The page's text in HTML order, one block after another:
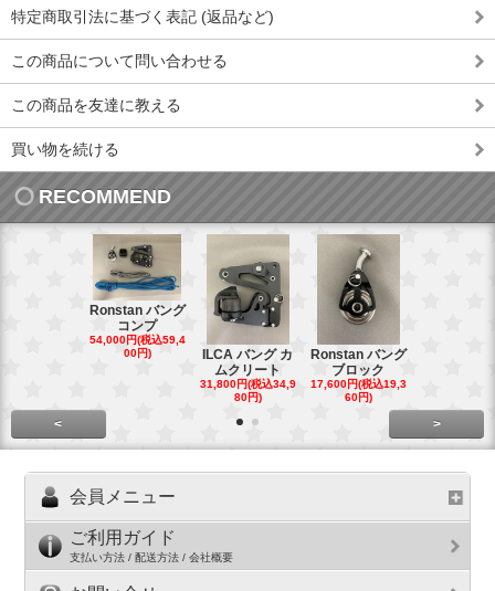
特定商取引法に基づく表記 (返品など)
この商品について問い合わせる
この商品を友達に教える
買い物を続ける
RECOMMEND
Ronstan バング
コンプ
54,000円(税込59,4
00円)
ILCA バング カ
ムクリート
31,800円(税込34,9
80円)
Ronstan バング
ブロック
17,600円(税込19,3
60円)
< >
会員メニュー
ご利用ガイド
支払い方法 / 配送方法 / 会社概要